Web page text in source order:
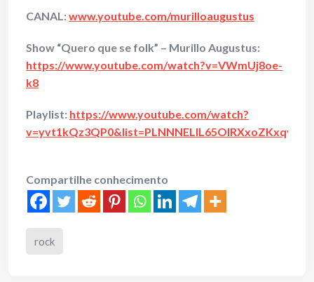
CANAL:www.youtube.com/murilloaugustus
Show “Quero que se folk” – Murillo Augustus:
https://www.youtube.com/watch?v=VWmUj8oe-
k8
Playlist: https://www.youtube.com/watch?
Compartilhe conhecimento
rock